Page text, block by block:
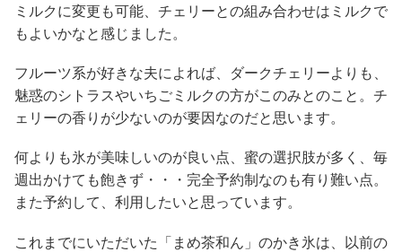
ミルクに変更も可能、チェリーとの組み合わせはミルクで
もよいかなと感じました。
フルーツ系が好きな夫によれば、ダークチェリーよりも、
魅惑のシトラスやいちごミルクの方がこのみとのこと。チ
ェリーの香りが少ないのが要因なのだと思います。
何よりも氷が美味しいのが良い点、蜜の選択肢が多く、毎
週出かけても飽きず・・・完全予約制なのも有り難い点。
また予約して、利用したいと思っています。
これまでにいただいた「まめ茶和ん」のかき氷は、以前の